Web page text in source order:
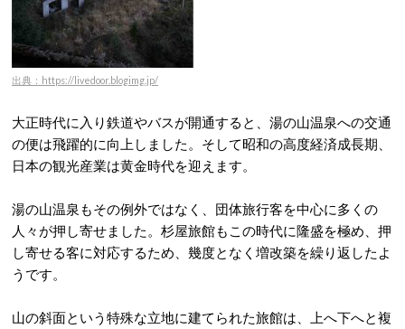
出典：https://livedoor.blogimg.jp/
大正時代に入り鉄道やバスが開通すると、湯の山温泉への交通
の便は飛躍的に向上しました。 そして昭和の高度経済成長期、
日本の観光産業は黄金時代を迎えます。
湯の山温泉もその例外ではなく、団体旅行客を中心に多くの
人々が押し寄せました。杉屋旅館もこの時代に隆盛を極め、押
し寄せる客に対応するため、幾度となく増改築を繰り返したよ
うです。
山の斜面という特殊な立地に建てられた旅館は、上へ下へと複